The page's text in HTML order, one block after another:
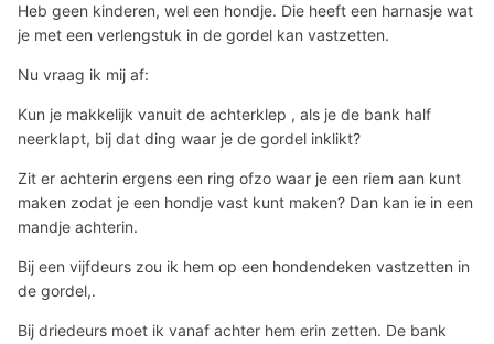
Heb geen kinderen, wel een hondje. Die heeft een harnasje wat
je met een verlengstuk in de gordel kan vastzetten.
Nu vraag ik mij af:
Kun je makkelijk vanuit de achterklep , als je de bank half
neerklapt, bij dat ding waar je de gordel inklikt?
Zit er achterin ergens een ring ofzo waar je een riem aan kunt
maken zodat je een hondje vast kunt maken? Dan kan ie in een
mandje achterin.
Bij een vijfdeurs zou ik hem op een hondendeken vastzetten in
de gordel,.
Bij driedeurs moet ik vanaf achter hem erin zetten. De bank